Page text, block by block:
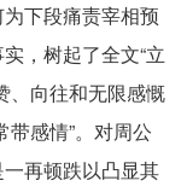
下段痛责宰相预
，树起了全文“立
、向往和无限感慨
带感情”。对周公
再顿跌以凸显其